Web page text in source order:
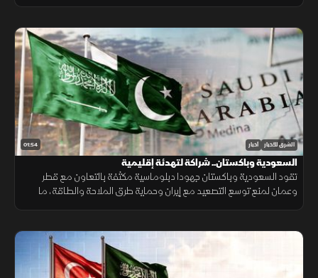
01:54 الشرق للأخبار أخبار
السعودية وباكستان.. شراكة لتهدئة إقليمية
تقود السعودية وباكستان جهودا دبلوماسية مكثفة بالتعاون مع قطر
وعمان لمنع توسع التصعيد مع إيران وحماية طرق الملاحة والطاقة، ما